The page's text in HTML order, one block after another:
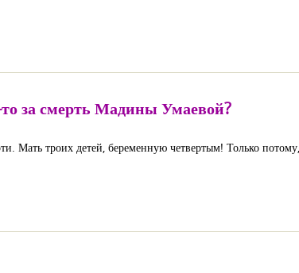
за смерть Мадины Умаевой?
троих детей, беременную четвертым! Только